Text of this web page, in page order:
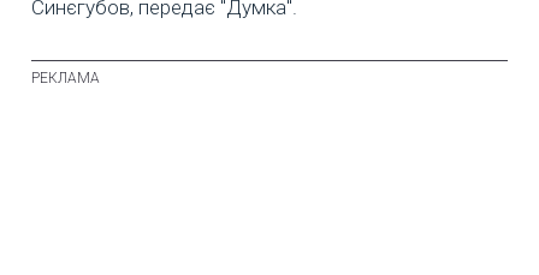
Синєгубов, передає "Думка".